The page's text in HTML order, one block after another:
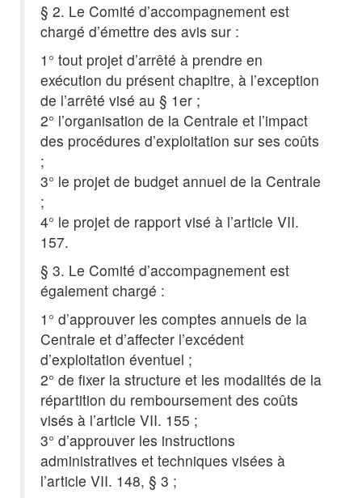
§ 2. Le Comité d’accompagnement est
chargé d’émettre des avis sur :
1° tout projet d’arrêté à prendre en
exécution du présent chapitre, à l’exception
de l’arrêté visé au § 1er ;
2° l’organisation de la Centrale et l’impact
des procédures d’exploitation sur ses coûts
;
3° le projet de budget annuel de la Centrale
;
4° le projet de rapport visé à l’article VII.
157.
§ 3. Le Comité d’accompagnement est
également chargé :
1° d’approuver les comptes annuels de la
Centrale et d’affecter l’excédent
d’exploitation éventuel ;
2° de fixer la structure et les modalités de la
répartition du remboursement des coûts
visés à l’article VII. 155 ;
3° d’approuver les instructions
administratives et techniques visées à
l’article VII. 148, § 3 ;